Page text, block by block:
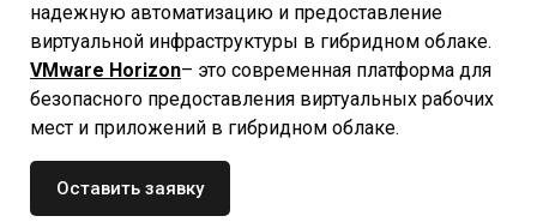
надежную автоматизацию и предоставление
виртуальной инфраструктуры в гибридном облаке.
VMware Horizon– это современная платформа для
безопасного предоставления виртуальных рабочих
мест и приложений в гибридном облаке.
Оставить заявку